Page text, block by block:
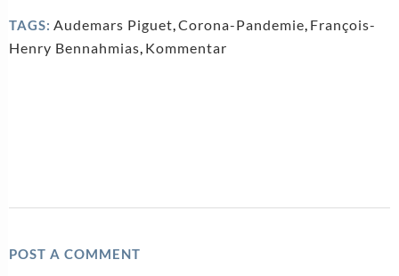
TAGS: Audemars Piguet,Corona-Pandemie, François-
Henry Bennahmias, Kommentar
POST A COMMENT